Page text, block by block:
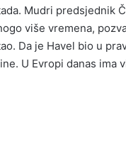
Mudri predsjednik
više vremena,
Da je Havel bio u
U Evropi danas ima